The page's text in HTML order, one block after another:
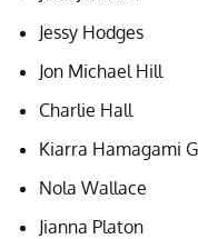
Jessy Hodges
Jon Michael Hill
Charlie Hall
Kiarra Hamagami
Nola Wallace
Jianna Platon